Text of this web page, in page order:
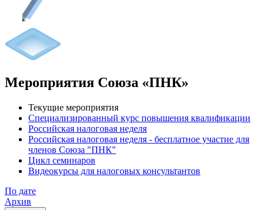
Мероприятия Союза «ПНК»
Текущие мероприятия
Специализированный курс повышения квалификации
Российская налоговая неделя
Российская налоговая неделя - бесплатное участие для
членов Союза "ПНК"
Цикл семинаров
Видеокурсы для налоговых консультантов
По дате
Архив